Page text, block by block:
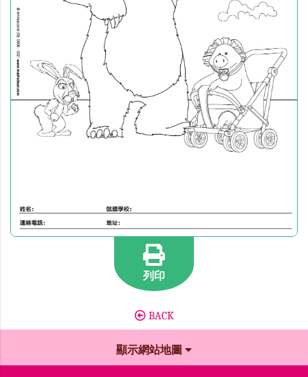
列印
BACK
顯示網站地圖